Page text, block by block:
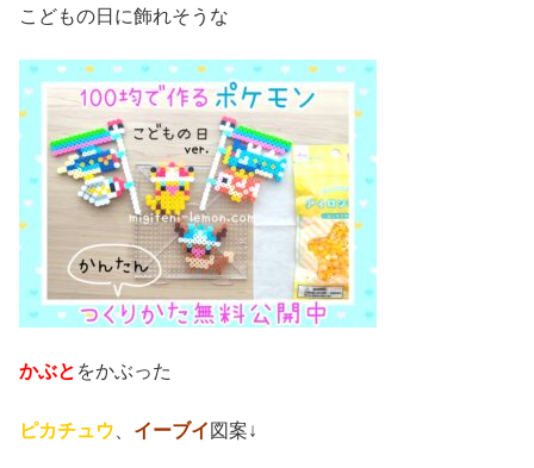
こどもの日に飾れそうな
かぶと をかぶった
ピカチュウ イーブイ 図案↓